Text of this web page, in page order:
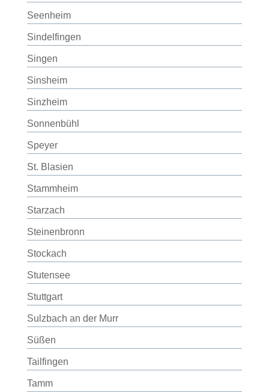
Seenheim
Sindelfingen
Singen
Sinsheim
Sinzheim
Sonnenbühl
Speyer
St. Blasien
Stammheim
Starzach
Steinenbronn
Stockach
Stutensee
Stuttgart
Sulzbach an der Murr
Süßen
Tailfingen
Tamm